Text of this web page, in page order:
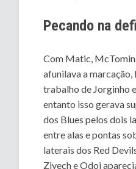
Pecando na
Com Matic,
afunilava a
trabalho de Jorginho
entanto isso gerava
dos Blues pelos dois
entre alas e pontas
laterais dos Red
Ziyech e Odoi